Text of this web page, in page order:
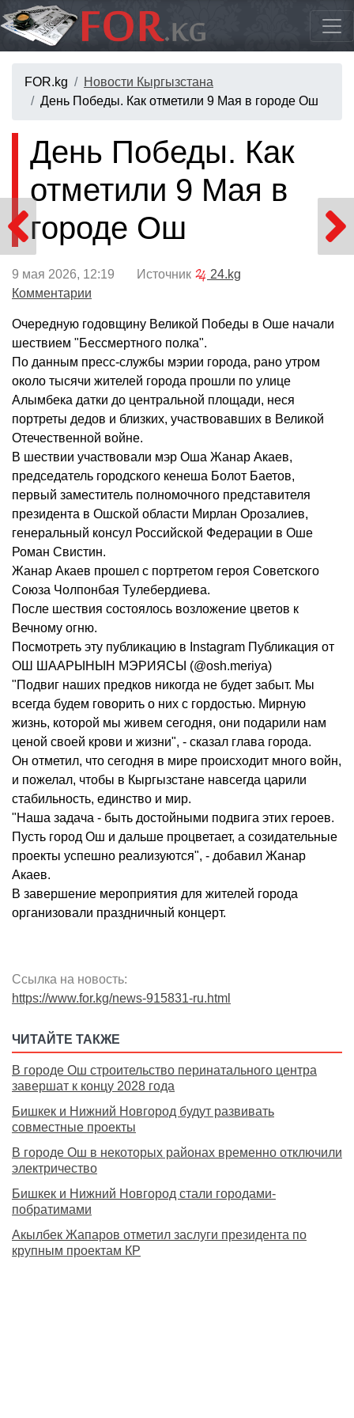
FOR.kg
Новости Кыргызстана
День Победы. Как отметили 9 Мая в городе Ош
День Победы. Как
отметили 9 Мая в
городе Ош
9 мая 2026, 12:19 Источник
24.kg
Комментарии
Очередную годовщину Великой Победы в Оше начали
шествием "Бессмертного полка".
По данным пресс-службы мэрии города, рано утром
около тысячи жителей города прошли по улице
Алымбека датки до центральной площади, неся
портреты дедов и близких, участвовавших в Великой
Отечественной войне.
В шествии участвовали мэр Оша Жанар Акаев,
председатель городского кенеша Болот Баетов,
первый заместитель полномочного представителя
президента в Ошской области Мирлан Орозалиев,
генеральный консул Российской Федерации в Оше
Роман Свистин.
Жанар Акаев прошел с портретом героя Советского
Союза Чолпонбая Тулебердиева.
После шествия состоялось возложение цветов к
Вечному огню.
Посмотреть эту публикацию в Instagram Публикация от
ОШ ШААРЫНЫН МЭРИЯСЫ (@osh.meriya)
"Подвиг наших предков никогда не будет забыт. Мы
всегда будем говорить о них с гордостью. Мирную
жизнь, которой мы живем сегодня, они подарили нам
ценой своей крови и жизни", - сказал глава города.
Он отметил, что сегодня в мире происходит много войн,
и пожелал, чтобы в Кыргызстане навсегда царили
стабильность, единство и мир.
"Наша задача - быть достойными подвига этих героев.
Пусть город Ош и дальше процветает, а созидательные
проекты успешно реализуются", - добавил Жанар
Акаев.
В завершение мероприятия для жителей города
организовали праздничный концерт.
Ссылка на новость:
https://www.for.kg/news-915831-ru.html
ЧИТАЙТЕ ТАКЖЕ
В городе Ош строительство перинатального центра
завершат к концу 2028 года
Бишкек и Нижний Новгород будут развивать
совместные проекты
В городе Ош в некоторых районах временно отключили
электричество
Бишкек и Нижний Новгород стали городами-
побратимами
Акылбек Жапаров отметил заслуги президента по
крупным проектам КР